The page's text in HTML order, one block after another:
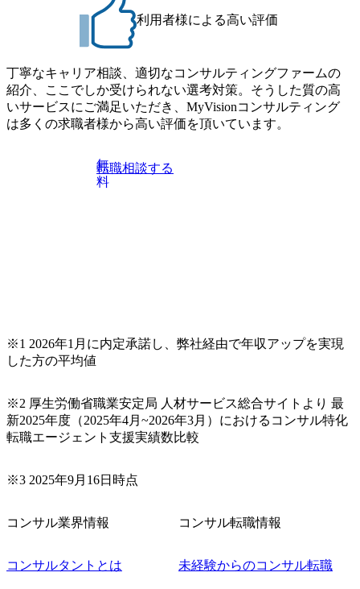
プし、バイタリティーを持ってチャレンジできる方 ・自ら
コンサル業界やクライアント動向を把握し、クライアント
や自社への提案などに積極的に関わることができる方 ・ス
ケジューリング(優先順位付け含む)など、ビジネスベーシッ
クスキルが習得できている方
ションサーチになります。 ご経験やスキル、そして適性や
志向性に合わせて、以下のいずれかの役割でご活躍いただ
きます。 ※本求人はレバテック株式会社の雇用となりま
す。 ＜ITコンサルタント＞ Webアプリケーション、SaaS系
の領域において、大手・ベンチャー・スタートアップ企業
に対する課題解決支援を行います。 直近の案件では、大規
模基幹システムにおける最上流のPoC(概念実証)支援から構
います。 生成AIなどの最新技術とシステムを活用し、顧客
の業務革新と効率化の実現に貢献します。 ＜PL/PM＞ 顧客
ご担当いただき、当社の社員が業務面をサポートしつつ、
徐々に対応範囲を広げていただきます。 ＜QAエンジニア＞
ルティング領域)から参画いただきます。 課題選定から顧客
への企画提案、そして実行までを一気通貫で支援していた
だきます。 アジャイル開発を通じて顧客の要望や提案を柔
軟に取り入れながら改善サイクルを回すため、ご自身の提
きます。 ● 勤務地 東京都渋谷区渋谷3丁目6-7 渋谷金王タワ
則により就業時間内の喫煙を全面的に禁止 ・禁煙サポート
制度あり オンライン ● 必須要件 以下いずれかのご経験をお
件定義～基本設計など上流経験2年以上 ・PMO経験2年以上
利用者様による高い評価
丁寧なキャリア相談、適切なコンサルティングファームの
紹介、ここでしか受けられない選考対策。そうした質の高
いサービスにご満足いただき、MyVisionコンサルティング
は多くの求職者様から高い評価を頂いています。
無
料
転職相談する
※1 2026年1月に内定承諾し、弊社経由で年収アップを実現
した方の平均値
※2 厚生労働省職業安定局 人材サービス総合サイトより 最
新2025年度（2025年4月~2026年3月）におけるコンサル特化
転職エージェント支援実績数比較
※3 2025年9月16日時点
コンサル業界情報
コンサルタントとは
コンサル転職情報
未経験からのコンサル転職